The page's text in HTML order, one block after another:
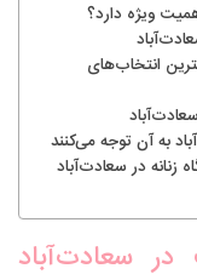
ویژه دارد؟
انتخاب‌های
زنانه در سعادت‌آباد
در سعادت‌آباد